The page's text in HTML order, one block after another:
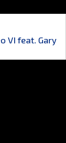
VI feat. Gary